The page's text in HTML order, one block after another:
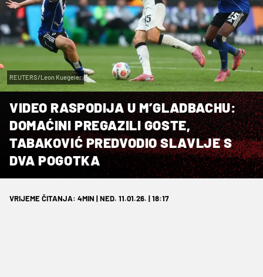
REUTERS/Leon Kuegeler
VIDEO RASPODIJA U M’GLADBACHU:
DOMAĆINI PREGAZILI GOSTE,
TABAKOVIĆ PREDVODIO SLAVLJE S
DVA POGOTKA
VRIJEME ČITANJA: 4MIN | NED. 11.01.26. | 18:17